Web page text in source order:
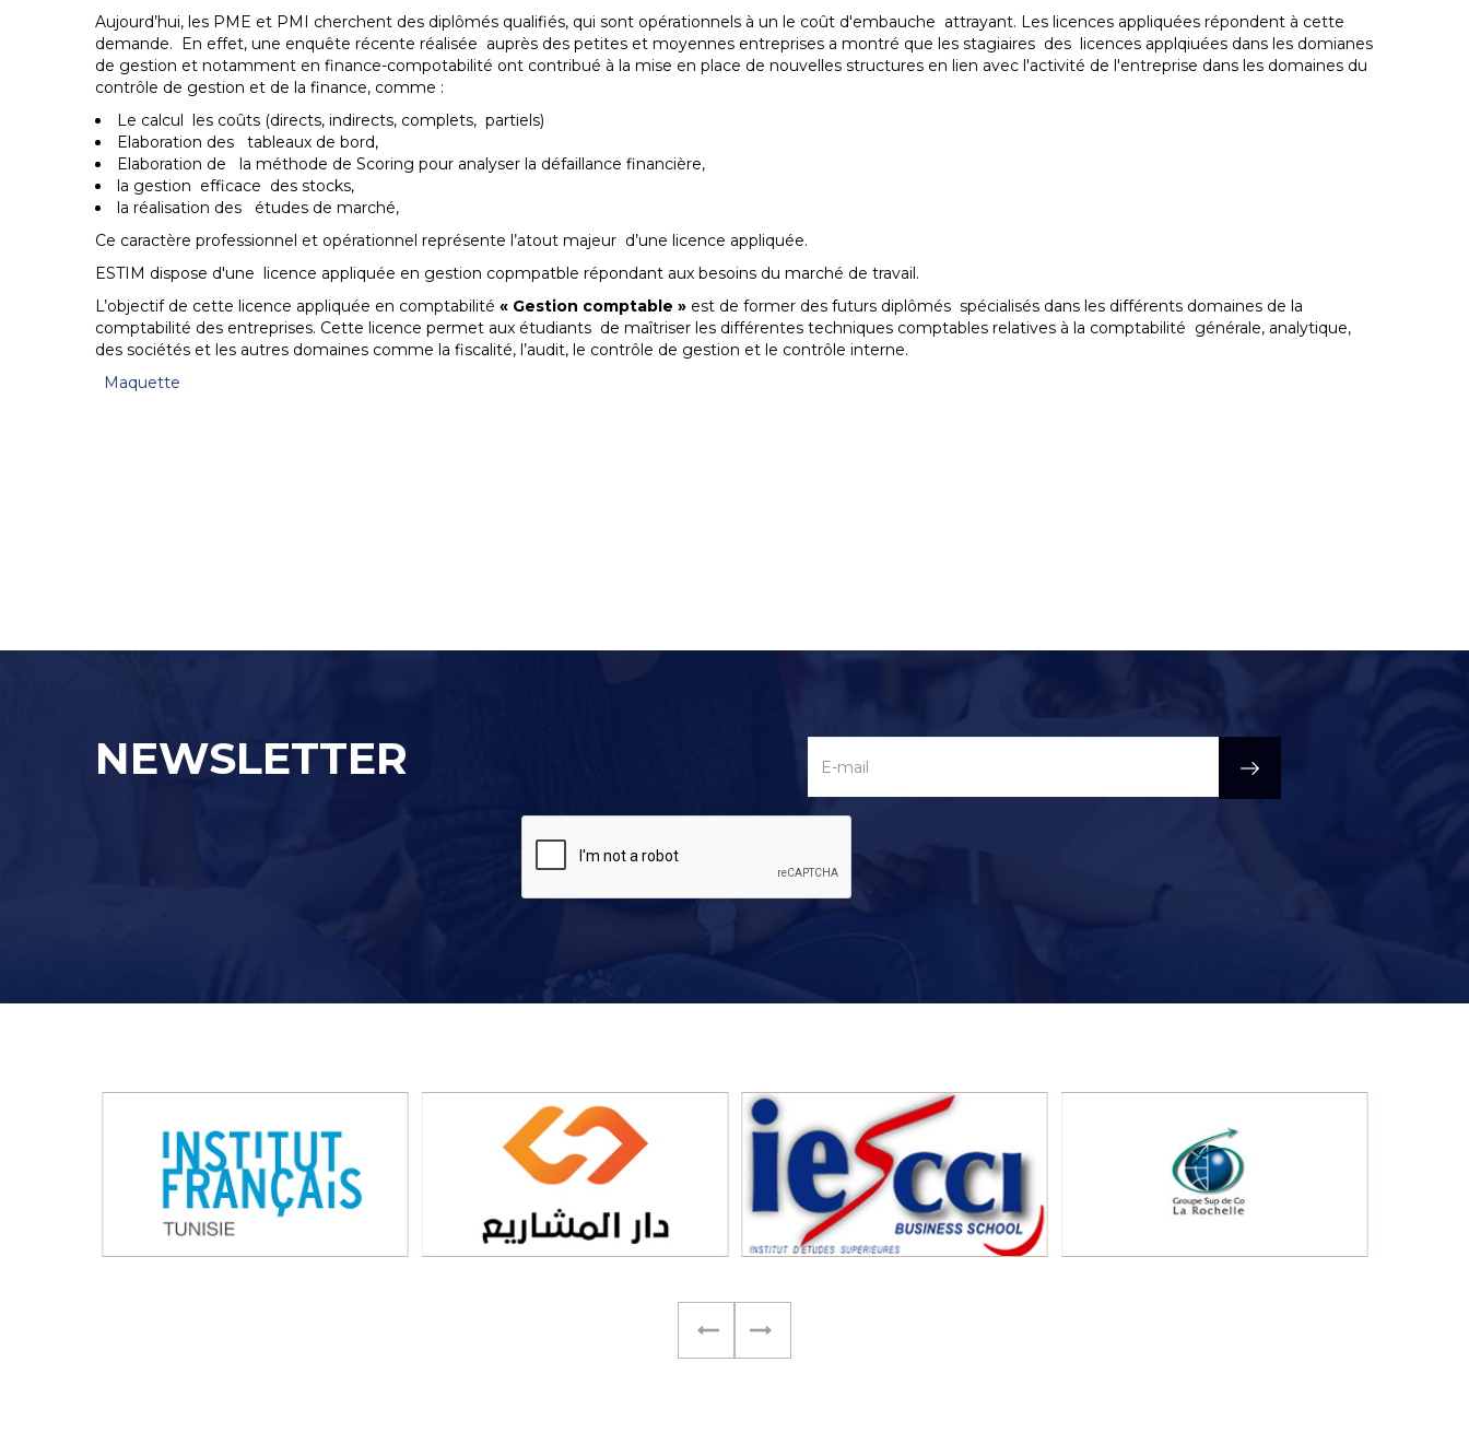
Aujourd’hui, les PME et PMI cherchent des diplômés qualifiés, qui sont opérationnels à un le coût d'embauche attrayant. Les licences appliquées répondent à cette
demande. En effet, une enquête récente réalisée auprès des petites et moyennes entreprises a montré que les stagiaires des licences applqiuées dans les domianes
de gestion et notamment en finance-compotabilité ont contribué à la mise en place de nouvelles structures en lien avec l'activité de l'entreprise dans les domaines du
contrôle de gestion et de la finance, comme :
Le calcul les coûts (directs, indirects, complets, partiels)
Elaboration des tableaux de bord,
Elaboration de la méthode de Scoring pour analyser la défaillance financière,
la gestion efficace des stocks,
la réalisation des études de marché,
Ce caractère professionnel et opérationnel représente l’atout majeur d’une licence appliquée.
ESTIM dispose d'une licence appliquée en gestion copmpatble répondant aux besoins du marché de travail.
L’objectif de cette licence appliquée en comptabilité « Gestion comptable » est de former des futurs diplômés spécialisés dans les différents domaines de la
comptabilité des entreprises. Cette licence permet aux étudiants de maîtriser les différentes techniques comptables relatives à la comptabilité générale, analytique,
des sociétés et les autres domaines comme la fiscalité, l’audit, le contrôle de gestion et le contrôle interne.
Maquette
NEWSLETTER